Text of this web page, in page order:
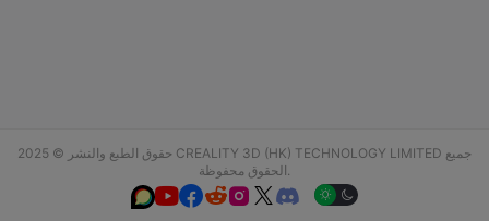
حقوق الطبع والنشر © 2025 CREALITY 3D (HK) TECHNOLOGY LIMITED جميع
الحقوق محفوظة.
  